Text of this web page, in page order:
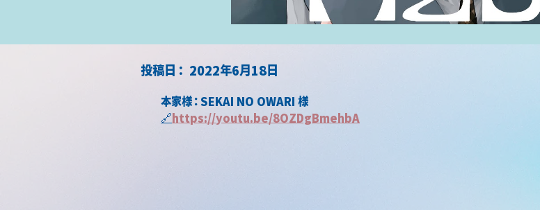
2022年6月18日
​投稿日：
本家様：SEKAI NO OWARI 様
🔗https://youtu.be/8OZDgBmehbA